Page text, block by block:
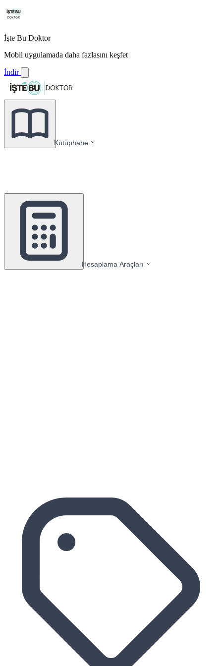
İşte Bu Doktor
Mobil uygulamada daha fazlasını keşfet
İndir
Kütüphane
Hesaplama Araçları